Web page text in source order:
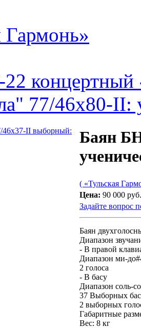
Гармонь»
77/46х80-II:
Баян
( «Тульская
Цена: 90 000 руб.
Задайте вопрос
Баян
Диапазон
- В правой
Диапазон ми-
2 голоса
- В басу
Диапазон соль-
37 Выборных
2 выборных
Габаритные
Вес: 8 кг